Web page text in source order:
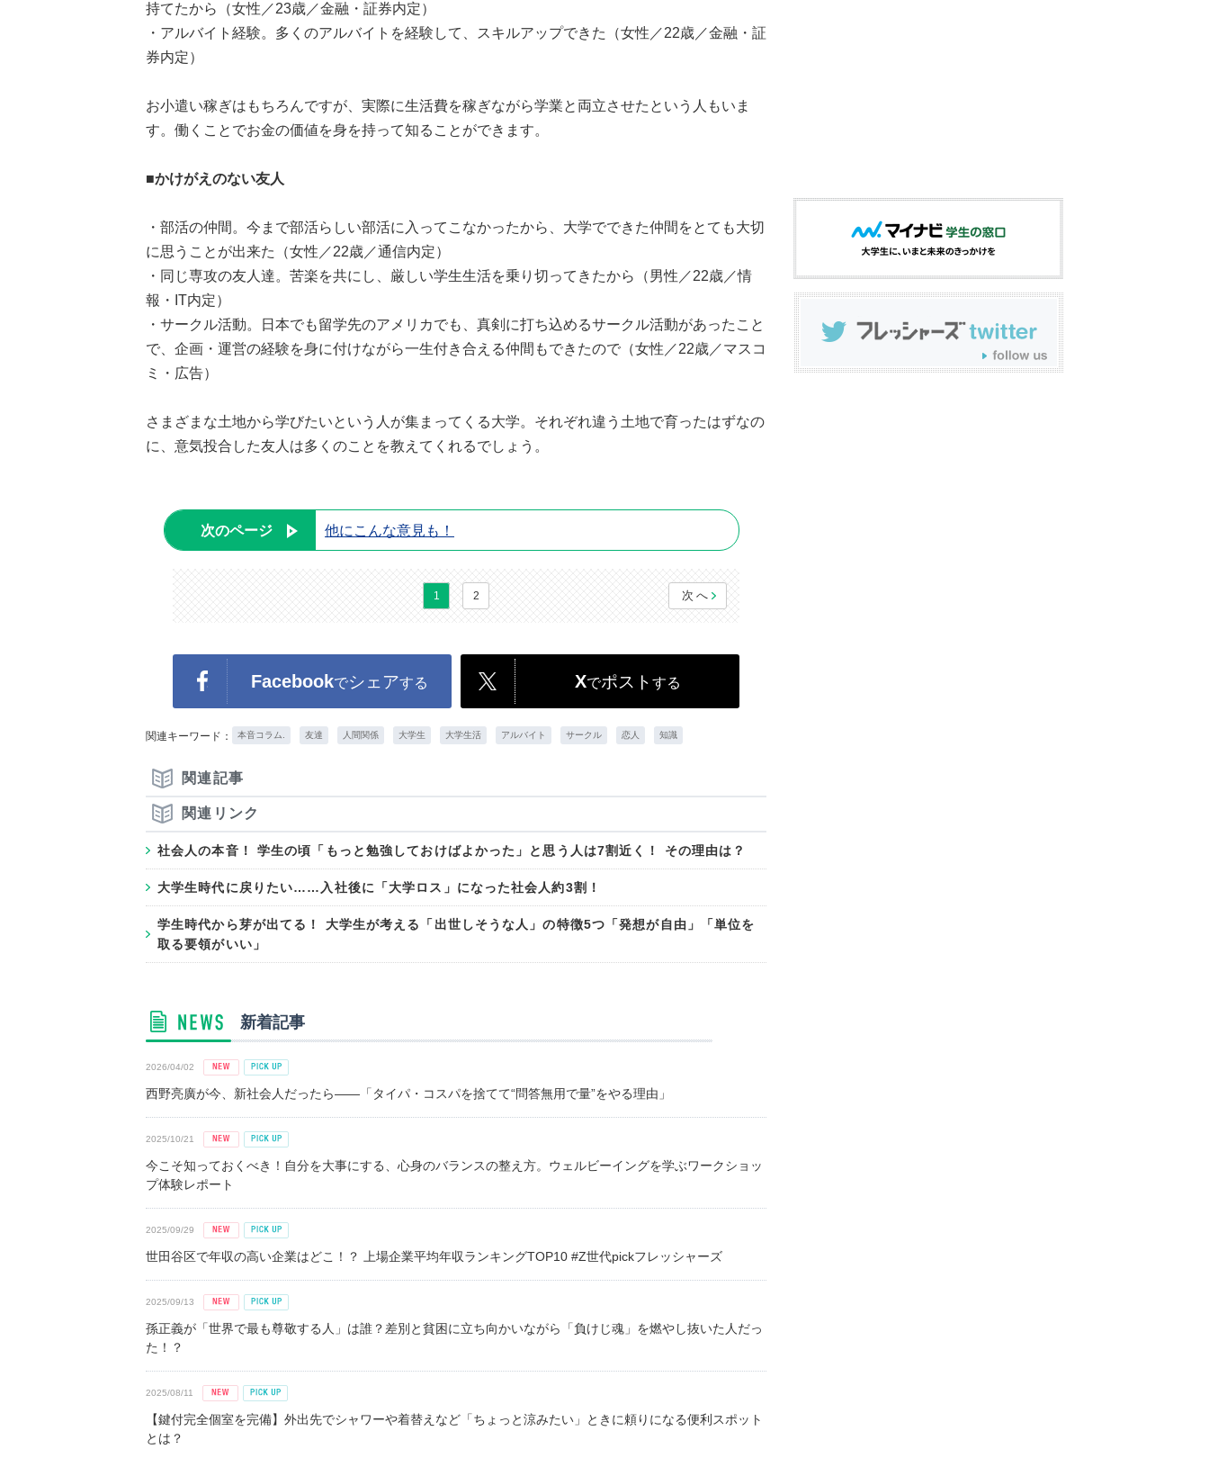
持てたから（女性／23歳／金融・証券内定）
・アルバイト経験。多くのアルバイトを経験して、スキルアップできた（女性／22歳／金融・証
券内定）
お小遣い稼ぎはもちろんですが、実際に生活費を稼ぎながら学業と両立させたという人もいま
す。働くことでお金の価値を身を持って知ることができます。
■かけがえのない友人
・部活の仲間。今まで部活らしい部活に入ってこなかったから、大学でできた仲間をとても大切
に思うことが出来た（女性／22歳／通信内定）
・同じ専攻の友人達。苦楽を共にし、厳しい学生生活を乗り切ってきたから（男性／22歳／情
報・IT内定）
・サークル活動。日本でも留学先のアメリカでも、真剣に打ち込めるサークル活動があったこと
で、企画・運営の経験を身に付けながら一生付き合える仲間もできたので（女性／22歳／マスコ
ミ・広告）
さまざまな土地から学びたいという人が集まってくる大学。それぞれ違う土地で育ったはずなの
に、意気投合した友人は多くのことを教えてくれるでしょう。
次のページ 他にこんな意見も！
1 2 次へ
Facebookでシェアする Xでポスト する
関連キーワード： 本音コラム. 友達 人間関係 大学生 大学生活 アルバイト サークル 恋人 知識
関連記事
関連リンク
社会人の本音！ 学生の頃「もっと勉強しておけばよかった」と思う人は7割近く！ その理由は？
大学生時代に戻りたい……入社後に「大学ロス」になった社会人約3割！
学生時代から芽が出てる！ 大学生が考える「出世しそうな人」の特徴5つ「発想が自由」「単位を
取る要領がいい」
新着記事
2026/04/02
西野亮廣が今、新社会人だったら――「タイパ・コスパを捨てて“問答無用で量”をやる理由」
2025/10/21
今こそ知っておくべき！自分を大事にする、心身のバランスの整え方。ウェルビーイングを学ぶワークショッ
プ体験レポート
2025/09/29
世田谷区で年収の高い企業はどこ！？ 上場企業平均年収ランキングTOP10 #Z世代pickフレッシャーズ
2025/09/13
孫正義が「世界で最も尊敬する人」は誰？差別と貧困に立ち向かいながら「負けじ魂」を燃やし抜いた人だっ
た！？
2025/08/11
【鍵付完全個室を完備】外出先でシャワーや着替えなど「ちょっと涼みたい」ときに頼りになる便利スポット
とは？